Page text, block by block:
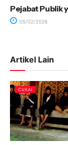
Pejabat Publik
05/02/2026
Artikel Lain
CUKAI